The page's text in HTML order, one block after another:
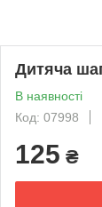
Дитяча
В наявності
Код: 07998
125 ₴